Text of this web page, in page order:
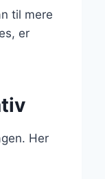
til mere
er
Her